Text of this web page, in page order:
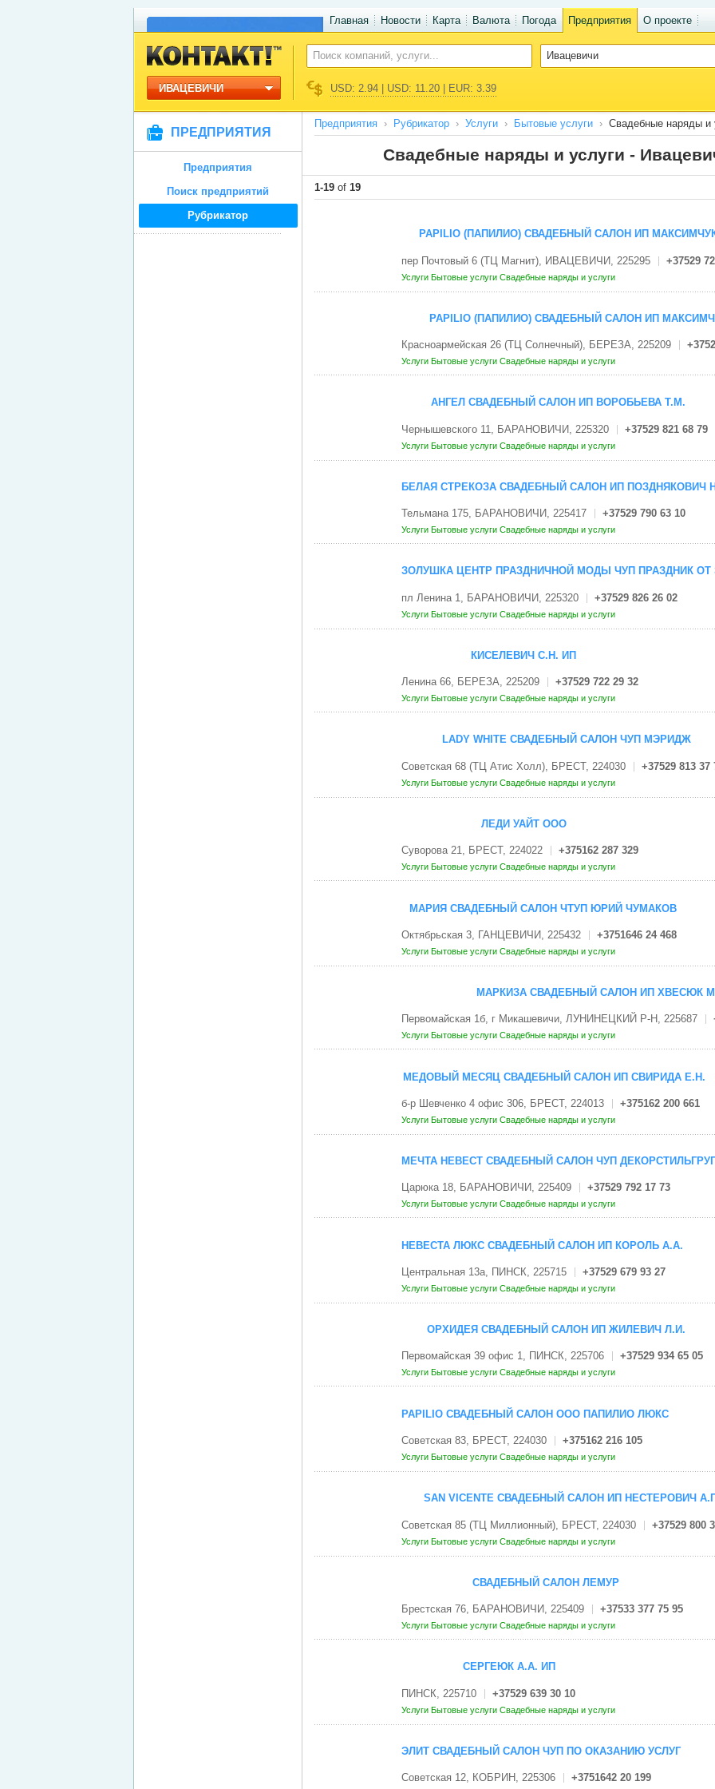
Главная Новости Карта Валюта Погода Предприятия О проекте
ИВАЦЕВИЧИ USD: 2.94 | USD: 11.20 | EUR: 3.39
ПРЕДПРИЯТИЯ
Предприятия
Поиск предприятий
Рубрикатор
Предприятия Рубрикатор Услуги Бытовые услуги Свадебные наряды и
Свадебные наряды и услуги -
1-19of 19
PAPILIO (ПАПИЛИО) СВАДЕБНЫЙ САЛОН ИП
пер Почтовый 6 (ТЦ Магнит), ИВАЦЕВИЧИ, 225295 +37529
Услуги Бытовые услуги Свадебные наряды и услуги
PAPILIO (ПАПИЛИО) СВАДЕБНЫЙ САЛОН ИП
Красноармейская 26 (ТЦ Солнечный), БЕРЕЗА, 225209
Услуги Бытовые услуги Свадебные наряды и услуги
АНГЕЛ СВАДЕБНЫЙ САЛОН ИП ВОРОБЬЕВА Т.М.
Чернышевского 11, БАРАНОВИЧИ, 225320 +37529 821 68 79
Услуги Бытовые услуги Свадебные наряды и услуги
БЕЛАЯ СТРЕКОЗА СВАДЕБНЫЙ САЛОН ИП ПОЗДНЯКОВИЧ
Тельмана 175, БАРАНОВИЧИ, 225417 +37529 790 63 10
Услуги Бытовые услуги Свадебные наряды и услуги
ЗОЛУШКА ЦЕНТР ПРАЗДНИЧНОЙ МОДЫ ЧУП ПРАЗДНИК ОТ
пл Ленина 1, БАРАНОВИЧИ, 225320 +37529 826 26 02
Услуги Бытовые услуги Свадебные наряды и услуги
КИСЕЛЕВИЧ С.Н. ИП
Ленина 66, БЕРЕЗА, 225209 +37529 722 29 32
Услуги Бытовые услуги Свадебные наряды и услуги
LADY WHITE СВАДЕБНЫЙ САЛОН ЧУП МЭРИДЖ
Советская 68 (ТЦ Атис Холл), БРЕСТ, 224030 +37529 813 37
Услуги Бытовые услуги Свадебные наряды и услуги
ЛЕДИ УАЙТ OOO
Суворова 21, БРЕСТ, 224022 +375162 287 329
Услуги Бытовые услуги Свадебные наряды и услуги
МАРИЯ СВАДЕБНЫЙ САЛОН ЧТУП ЮРИЙ ЧУМАКОВ
Октябрьская 3, ГАНЦЕВИЧИ, 225432 +3751646 24 468
Услуги Бытовые услуги Свадебные наряды и услуги
МАРКИЗА СВАДЕБНЫЙ САЛОН ИП ХВЕСЮК
Первомайская 1б, г Микашевичи, ЛУНИНЕЦКИЙ Р-Н, 225687
Услуги Бытовые услуги Свадебные наряды и услуги
МЕДОВЫЙ МЕСЯЦ СВАДЕБНЫЙ САЛОН ИП СВИРИДА Е.Н.
б-р Шевченко 4 офис 306, БРЕСТ, 224013 +375162 200 661
Услуги Бытовые услуги Свадебные наряды и услуги
МЕЧТА НЕВЕСТ СВАДЕБНЫЙ САЛОН ЧУП
Царюка 18, БАРАНОВИЧИ, 225409 +37529 792 17 73
Услуги Бытовые услуги Свадебные наряды и услуги
НЕВЕСТА ЛЮКС СВАДЕБНЫЙ САЛОН ИП КОРОЛЬ А.А.
Центральная 13а, ПИНСК, 225715 +37529 679 93 27
Услуги Бытовые услуги Свадебные наряды и услуги
ОРХИДЕЯ СВАДЕБНЫЙ САЛОН ИП ЖИЛЕВИЧ Л.И.
Первомайская 39 офис 1, ПИНСК, 225706 +37529 934 65 05
Услуги Бытовые услуги Свадебные наряды и услуги
PAPILIO СВАДЕБНЫЙ САЛОН ООО ПАПИЛИО ЛЮКС
Советская 83, БРЕСТ, 224030 +375162 216 105
Услуги Бытовые услуги Свадебные наряды и услуги
SAN VICENTE СВАДЕБНЫЙ САЛОН ИП НЕСТЕРОВИЧ
Советская 85 (ТЦ Миллионный), БРЕСТ, 224030 +37529 800
Услуги Бытовые услуги Свадебные наряды и услуги
СВАДЕБНЫЙ САЛОН ЛЕМУР
Брестская 76, БАРАНОВИЧИ, 225409 +37533 377 75 95
Услуги Бытовые услуги Свадебные наряды и услуги
СЕРГЕЮК А.А. ИП
ПИНСК, 225710 +37529 639 30 10
Услуги Бытовые услуги Свадебные наряды и услуги
ЭЛИТ СВАДЕБНЫЙ САЛОН ЧУП ПО ОКАЗАНИЮ УСЛУГ
Советская 12, КОБРИН, 225306 +3751642 20 199